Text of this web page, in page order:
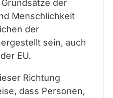
der
Menschlichkeit
der
sein, auch
EU.
Richtung
dass Personen,